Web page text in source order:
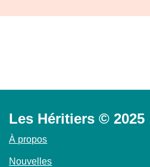
Les Héritiers © 2025
À propos
Nouvelles